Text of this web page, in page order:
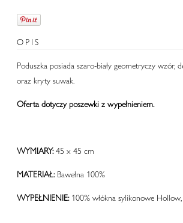
OPIS
Poduszka posiada szaro-biały geometryczy wzór,
oraz kryty suwak.
Oferta dotyczy poszewki z wypełnieniem.
WYMIARY: 45 x 45 cm
MATERIAŁ: Bawełna 100%
WYPEŁNIENIE: 100% włókna sylikonowe